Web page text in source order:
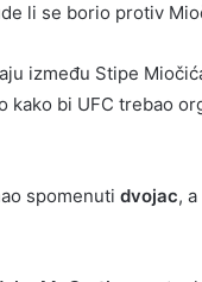
li se borio protiv
između Stipe
kako bi UFC trebao
spomenuti dvojac,